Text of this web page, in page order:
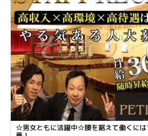
☆男女ともに活躍中☆腰を据えて働くには